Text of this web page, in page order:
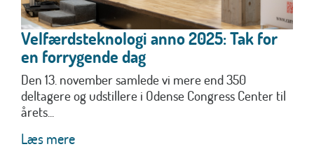
Velfærdsteknologi anno 2025: Tak for
en forrygende dag
Den 13. november samlede vi mere end 350
deltagere og udstillere i Odense Congress Center til
årets...
Læs mere